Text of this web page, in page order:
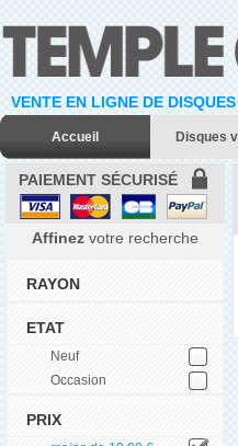
VENTE EN LIGNE DE
Accueil Disques
PAIEMENT SÉCURISÉ
Affinez votre recherche
RAYON
ETAT
Neuf
Occasion
PRIX